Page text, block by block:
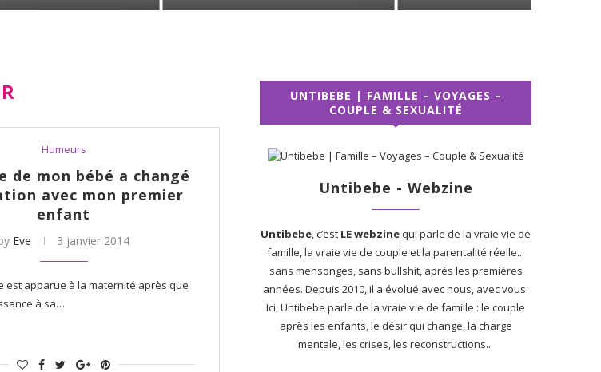
Humeurs
de mon bébé a changé
avec mon premier
enfant
Eve 3 janvier 2014
est apparue à la maternité après que
à sa…
UNTIBEBE | FAMILLE – VOYAGES –
COUPLE & SEXUALITÉ
Untibebe - Webzine
Untibebe, c’est LE webzinequi parle de la vraie vie de
famille, la vraie vie de couple et la parentalité réelle...
sans mensonges, sans bullshit, après les premières
années. Depuis 2010, il a évolué avec nous, avec vous.
Ici, Untibebe parle de la vraie vie de famille : le couple
après les enfants, le désir qui change, la charge
mentale, les crises, les reconstructions...